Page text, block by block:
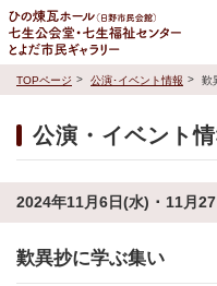
TOPページ 公演･イベント情報 歎
公演・イベント
2024年11月6日(水) ･ 11月
歎異抄に学ぶ集い